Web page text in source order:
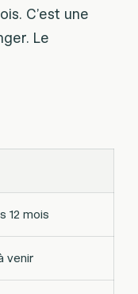
C’est une
Le
12 mois
venir